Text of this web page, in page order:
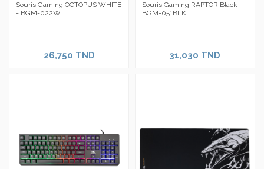
Souris Gaming OCTOPUS WHITE
- BGM-022W
26,750 TND
Souris Gaming RAPTOR Black -
BGM-051BLK
31,030 TND